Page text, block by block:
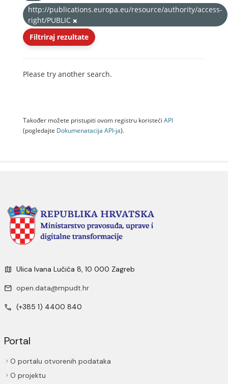
http://publications.europa.eu/resource/authority/access-
right/PUBLIC
Filtriraj rezultate
Please try another search.
Također možete pristupiti ovom registru koristeći API
(pogledajte Dokumenаtаcijа API-jа).